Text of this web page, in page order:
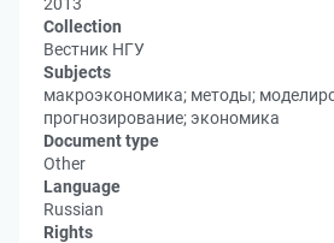
Collection
Вестник НГУ
Subjects
макроэкономика; методы;
прогнозирование; экономика
Document type
Other
Language
Russian
Rights